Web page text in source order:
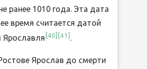
ранее 1010 года. Эта дата
время считается датой
Ярославля 40 41 .
Ярослав до смерти